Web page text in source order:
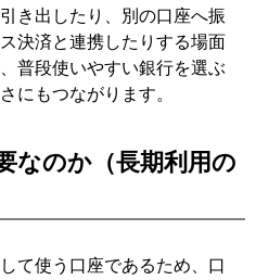
き出したり、別の口座へ振
決済と連携したりする場面
普段使いやすい銀行を選ぶ
にもつながります。
なのか（長期利用の
て使う口座であるため、口